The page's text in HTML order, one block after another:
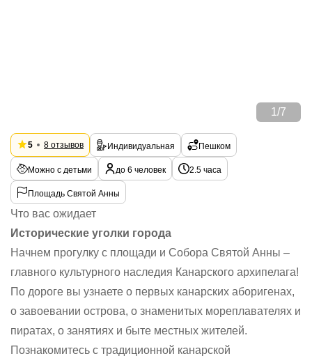
1 /7
5 8 отзывов Индивидуальная Пешком
Можно с детьми до 6 человек 2.5 часа
Площадь Святой Анны
Что вас ожидает
Исторические уголки города
Начнем прогулку с площади и Собора Святой Анны –
главного культурного наследия Канарского архипелага!
По дороге вы узнаете о первых канарских аборигенах,
о завоевании острова, о знаменитых мореплавателях и
пиратах, о занятиях и быте местных жителей.
Познакомитесь с традиционной канарской